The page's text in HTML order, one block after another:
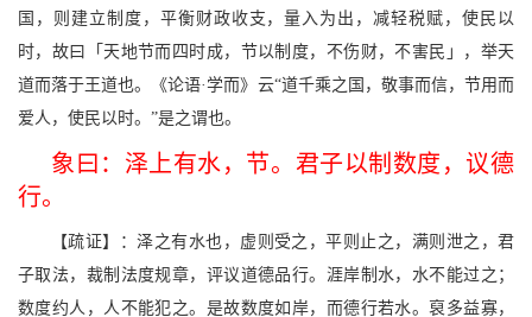
国，则建立制度，平衡财政收支，量入为出，减轻税赋，使民以
时，故曰「天地节而四时成，节以制度，不伤财，不害民」，举天
道而落于王道也。《论语·学而》云“道千乘之国，敬事而信，节用而
爱人，使民以时。”是之谓也。
象曰：泽上有水，节。君子以制数度，议德
行。
【疏证】：泽之有水也，虚则受之，平则止之，满则泄之，君
子取法，裁制法度规章，评议道德品行。涯岸制水，水不能过之；
数度约人，人不能犯之。是故数度如岸，而德行若水。裒多益寡，